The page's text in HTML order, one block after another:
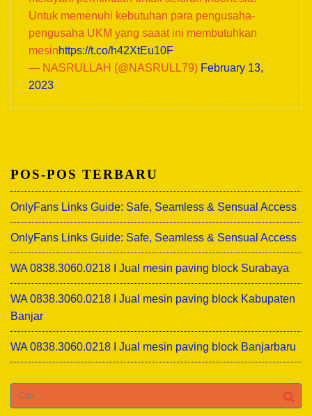
Untuk memenuhi kebutuhan para pengusaha-
pengusaha UKM yang saaat ini membutuhkan
mesinhttps://t.co/h42XtEu10F
— NASRULLAH (@NASRULL79) February 13,
2023
POS-POS TERBARU
OnlyFans Links Guide: Safe, Seamless & Sensual Access
OnlyFans Links Guide: Safe, Seamless & Sensual Access
WA 0838.3060.0218 I Jual mesin paving block Surabaya
WA 0838.3060.0218 I Jual mesin paving block Kabupaten
Banjar
WA 0838.3060.0218 I Jual mesin paving block Banjarbaru
Cari
untuk: